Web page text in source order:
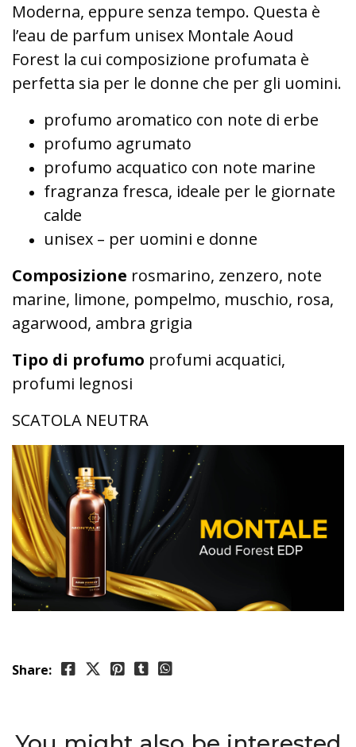
Moderna, eppure senza tempo. Questa è
l’eau de parfum unisex Montale Aoud
Forest la cui composizione profumata è
perfetta sia per le donne che per gli uomini.
profumo aromatico con note di erbe
profumo agrumato
profumo acquatico con note marine
fragranza fresca, ideale per le giornate
calde
unisex – per uomini e donne
Composizione rosmarino, zenzero, note
marine, limone, pompelmo, muschio, rosa,
agarwood, ambra grigia
Tipo di profumo profumi acquatici,
profumi legnosi
SCATOLA NEUTRA
Share: